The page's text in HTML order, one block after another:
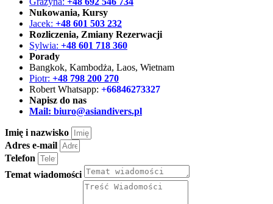
Nukowania, Kursy
Jacek: +48 601 503 232
Rozliczenia, Zmiany Rezerwacji
Sylwia: +48 601 718 360
Porady
Bangkok, Kambodża, Laos, Wietnam
Piotr: +48 798 200 270
Robert Whatsapp: +66846273327
Napisz do nas
Mail: biuro@asiandivers.pl
Imię i nazwisko
Adres e-mail
Telefon
Temat wiadomości